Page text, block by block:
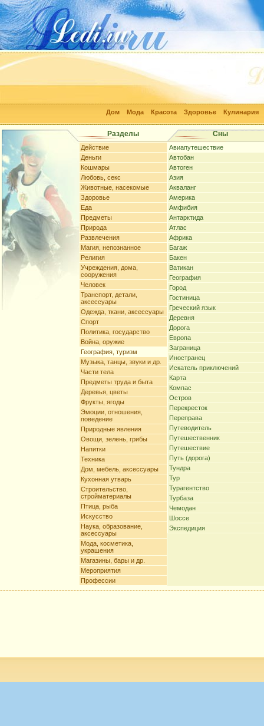
Дом Мода Красота Здоровье Кулинария
Разделы Сны
Действие
Деньги
Кошмары
Любовь, секс
Животные, насекомые
Здоровье
Еда
Предметы
Природа
Развлечения
Магия, непознанное
Религия
Учреждения, дома,
сооружения
Человек
Транспорт, детали,
аксессуары
Одежда, ткани, аксессуары
Спорт
Политика, государство
Война, оружие
География, туризм
Музыка, танцы, звуки и др.
Части тела
Предметы труда и быта
Деревья, цветы
Фрукты, ягоды
Эмоции, отношения,
поведение
Природные явления
Овощи, зелень, грибы
Напитки
Техника
Дом, мебель, аксессуары
Кухонная утварь
Строительство,
стройматериалы
Птица, рыба
Искусство
Наука, образование,
аксессуары
Мода, косметика,
украшения
Магазины, бары и др.
Мероприятия
Профессии
Авиапутешествие
Автобан
Автоген
Азия
Акваланг
Америка
Амфибия
Антарктида
Атлас
Африка
Багаж
Бакен
Ватикан
География
Город
Гостиница
Греческий язык
Деревня
Дорога
Европа
Заграница
Иностранец
Искатель приключений
Карта
Компас
Остров
Перекресток
Переправа
Путеводитель
Путешественник
Путешествие
Путь (дорога)
Тундра
Тур
Турагентство
Турбаза
Чемодан
Шоссе
Экспедиция